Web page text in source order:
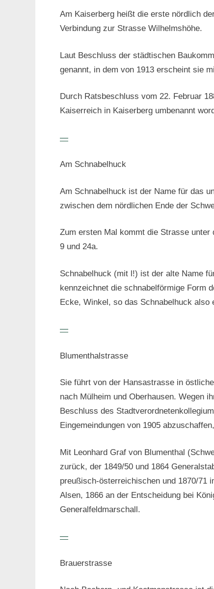
Am Kaiserberg heißt die erste nördlich
Verbindung zur Strasse Wilhelmshöhe.
Laut Beschluss der städtischen
genannt, in dem von 1913 erscheint sie
Durch Ratsbeschluss vom 22. Februar
Kaiserreich in Kaiserberg umbenannt
—
Am Schnabelhuck
Am Schnabelhuck ist der Name für das
zwischen dem nördlichen Ende der
Zum ersten Mal kommt die Strasse
9 und 24a.
Schnabelhuck (mit l!) ist der alte Name
kennzeichnet die schnabelförmige Form
Ecke, Winkel, so das Schnabelhuck also
—
Blumenthalstrasse
Sie führt von der Hansastrasse in
nach Mülheim und Oberhausen. Wegen
Beschluss des
Eingemeindungen von 1905
Mit Leonhard Graf von Blumenthal
zurück, der 1849/50 und 1864
preußisch-österreichischen und 1870/71
Alsen, 1866 an der Entscheidung bei
Generalfeldmarschall.
—
Brauerstrasse